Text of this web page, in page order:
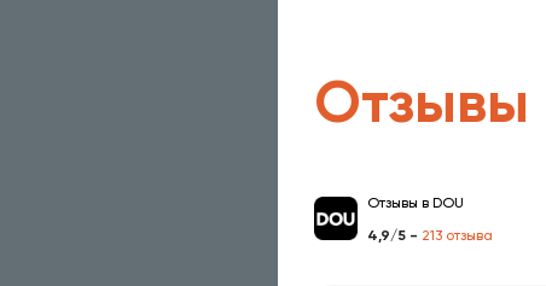
Отзывы
Отзывы в DOU
4,9/5 - 213 отзыва